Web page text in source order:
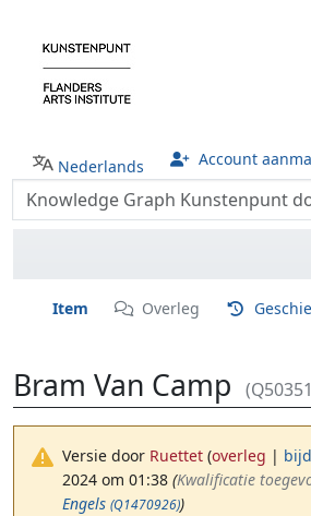
Nederlands Account
Item Overleg
Bram Van Camp
Versie door Ruettet (overleg |
2024 om 01:38 (‎Kwalificatie
Engels (Q1470926))